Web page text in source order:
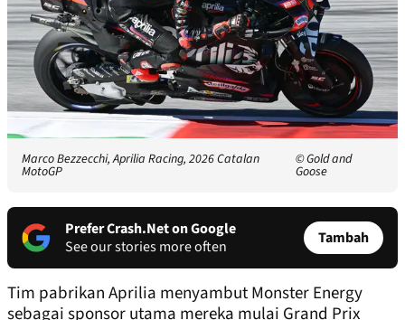
Marco Bezzecchi, Aprilia Racing, 2026 Catalan
MotoGP
© Gold and
Goose
Prefer Crash.Net on Google
See our stories more often
Tambah
Tim pabrikan Aprilia menyambut Monster Energy
sebagai sponsor utama mereka mulai Grand Prix